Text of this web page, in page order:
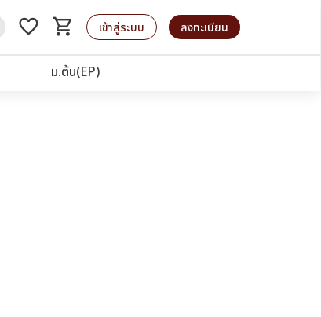
favorite_border shopping_cart
รถเข็น เข้าสู่ระบบ ลงทะเบียน
ม.ต้น(EP)